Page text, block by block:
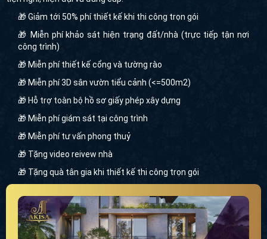
🎁 Giảm tới 50% phí thiết kế khi thi công trọn gói
🎁 Miễn phí khảo sát hiện trạng đất/nhà (trực tiếp tận nơi
công trình)
🎁 Miễn phí thiết kế cổng và tường rào
🎁 Miễn phí 3D sân vườn tiểu cảnh (<=500m2)
🎁 Hỗ trợ toàn bộ hồ sơ giấy phép xây dựng
🎁 Miễn phí giám sát tại công trình
🎁 Miễn phí tư vấn phong thuỷ
🎁 Tặng video reivew nhà
🎁 Tặng quà tân gia khi thiết kế thi công trọn gói